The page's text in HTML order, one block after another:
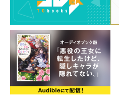
婚約発表の後、とうとうルル
た。これからは、悪役の王女
に一緒に立ち向かっていける
パーティーに、まだ無関係な
るの！？ 攻略対象のお兄さ
し、原作シナリオへ軌道修
本命は隠しキャラのルフェ
度で接触を回避して、友達も